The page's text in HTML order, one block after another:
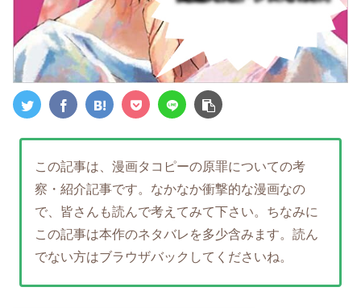
この記事は、漫画タコピーの原罪についての考
察・紹介記事です。なかなか衝撃的な漫画なの
で、皆さんも読んで考えてみて下さい。ちなみに
この記事は本作のネタバレを多少含みます。読ん
でない方はブラウザバックしてくださいね。